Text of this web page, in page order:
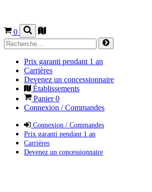
0
Prix garanti pendant 1 an
Carrières
Devenez un concessionnaire
Établissements
Panier0
Connexion / Commandes
Connexion / Commandes
Prix garanti pendant 1 an
Carrières
Devenez un concessionnaire